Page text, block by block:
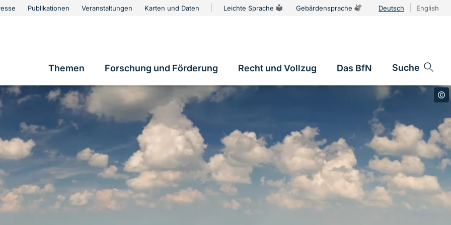
Publikationen Veranstaltungen Karten und Daten Leichte Sprache Gebärdensprache Deutsch English
Hauptnavigation
Themen Forschung und Förderung Recht und Vollzug Das BfN Suche